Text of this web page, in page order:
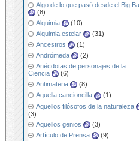
Algo de lo que pasó desde el Big
(8)
Alquimia
(10)
Alquimia estelar
(31)
Ancestros
(1)
Andrómeda
(2)
Anécdotas de personajes de la
Ciencia
(6)
Antimateria
(8)
Aquella cancioncilla
(1)
Aquellos filósofos de la naturaleza
(3)
Aquellos genios
(3)
Artículo de Prensa
(9)